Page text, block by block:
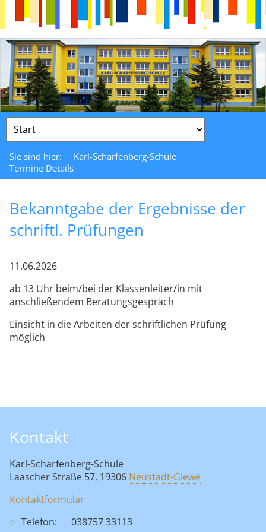
Zielseite
Sie sind hier:
Karl-Scharfenberg-Schule
Termine Details
Bekanntgabe der Ergebnisse der
schriftl. Prüfungen
11.06.2026
ab 13 Uhr beim/bei der Klassenleiter/in mit
anschließendem Beratungsgespräch
Einsicht in die Arbeiten der schriftlichen Prüfung
möglich
Kontakt
Karl-Scharfenberg-Schule
Laascher Straße 57, 19306 Neustadt-Glewe
Kontaktformular
Telefon:
038757 33113